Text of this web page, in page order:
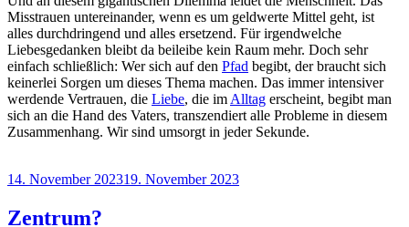
Misstrauen untereinander, wenn es um geldwerte Mittel geht, ist
alles durchdringend und alles ersetzend. Für irgendwelche
Liebesgedanken bleibt da beileibe kein Raum mehr. Doch sehr
einfach schließlich: Wer sich auf den Pfad begibt, der braucht sich
keinerlei Sorgen um dieses Thema machen. Das immer intensiver
werdende Vertrauen, die Liebe, die im Alltag erscheint, begibt man
sich an die Hand des Vaters, transzendiert alle Probleme in diesem
Zusammenhang. Wir sind umsorgt in jeder Sekunde.
Veröffentlicht
14. November 202319. November 2023
Zentrum?